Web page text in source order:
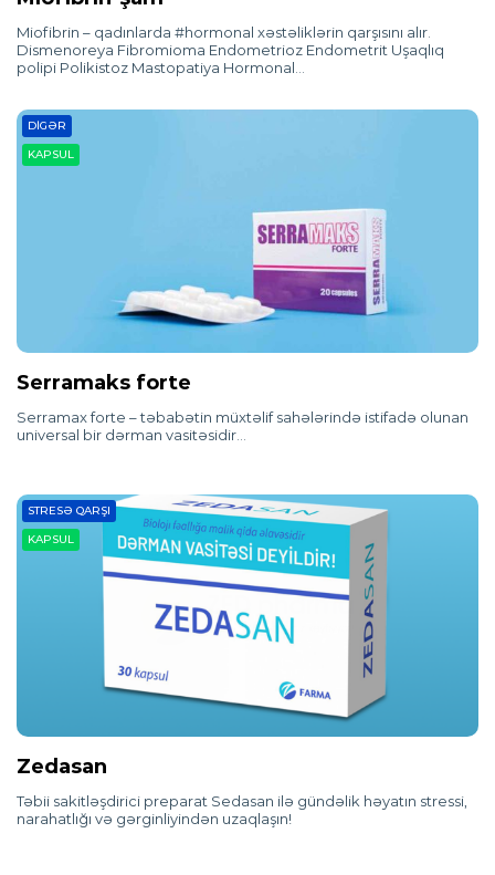
Miofibrin – qadınlarda #hormonal xəstəliklərin qarşısını alır.
Dismenoreya Fibromioma Endometrioz Endometrit Uşaqlıq
polipi Polikistoz Mastopatiya Hormonal…
DIGƏR
KAPSUL
Serramaks forte
Serramax forte – təbabətin müxtəlif sahələrində istifadə olunan
universal bir dərman vasitəsidir…
STRESƏ QARŞI
KAPSUL
Zedasan
Təbii sakitləşdirici preparat Sedasan ilə gündəlik həyatın stressi,
narahatlığı və gərginliyindən uzaqlaşın!